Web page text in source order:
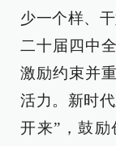
少一个样、
二十届四中
激励约束并
活力。新时
开来”，鼓